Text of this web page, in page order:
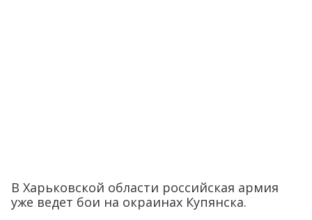
В Харьковской области российская армия
уже ведет бои на окраинах Купянска.